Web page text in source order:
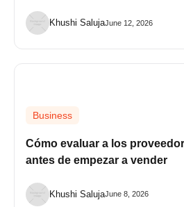
Khushi SalujaJune 12, 2026
Business
Cómo evaluar a los
antes de empezar a vender
Khushi SalujaJune 8, 2026